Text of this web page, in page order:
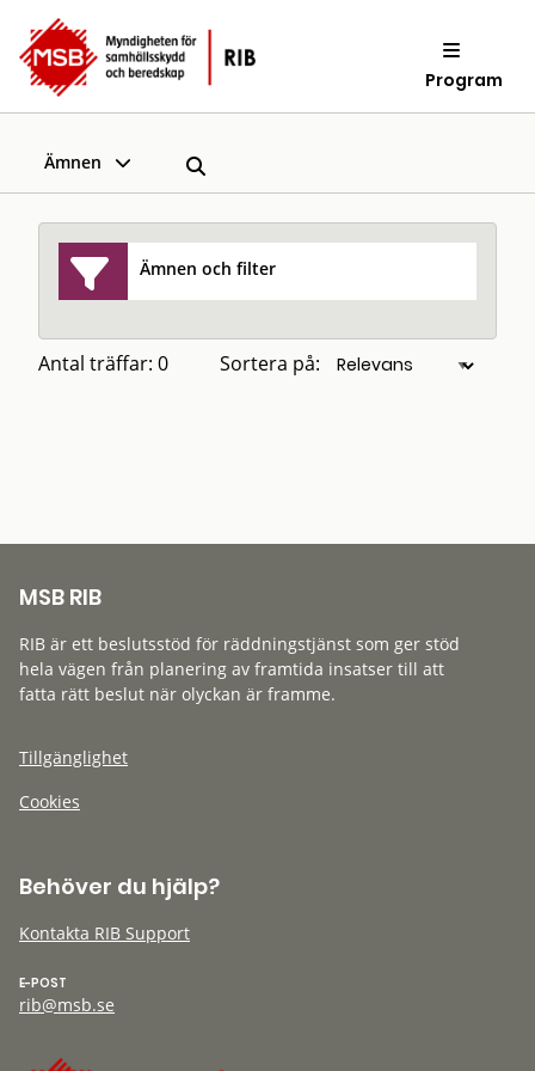
Program
Ämnen
Ämnen och filter
Antal träffar: 0 Sortera på:
MSB RIB
RIB är ett beslutsstöd för räddningstjänst som ger stöd
hela vägen från planering av framtida insatser till att
fatta rätt beslut när olyckan är framme.
Tillgänglighet
Cookies
Behöver du hjälp?
Kontakta RIB Support
E-POST
rib@msb.se